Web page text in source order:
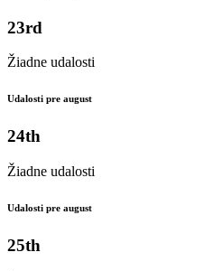
23rd
Žiadne udalosti
Udalosti pre august
24th
Žiadne udalosti
Udalosti pre august
25th